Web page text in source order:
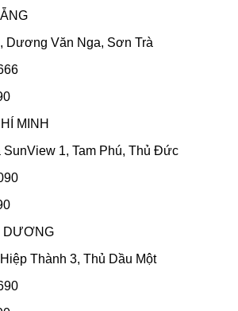
Dương Văn Nga, Sơn Trà
MINH
SunView 1, Tam Phú, Thủ Đức
DƯƠNG
Thành 3, Thủ Dầu Một